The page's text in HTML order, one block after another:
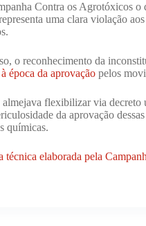
Contra os Agrotóxicos o
uma clara violação
o reconhecimento da
época da aprovação pelos
flexibilizar via decreto
da aprovação
químicas.
técnica elaborada pela